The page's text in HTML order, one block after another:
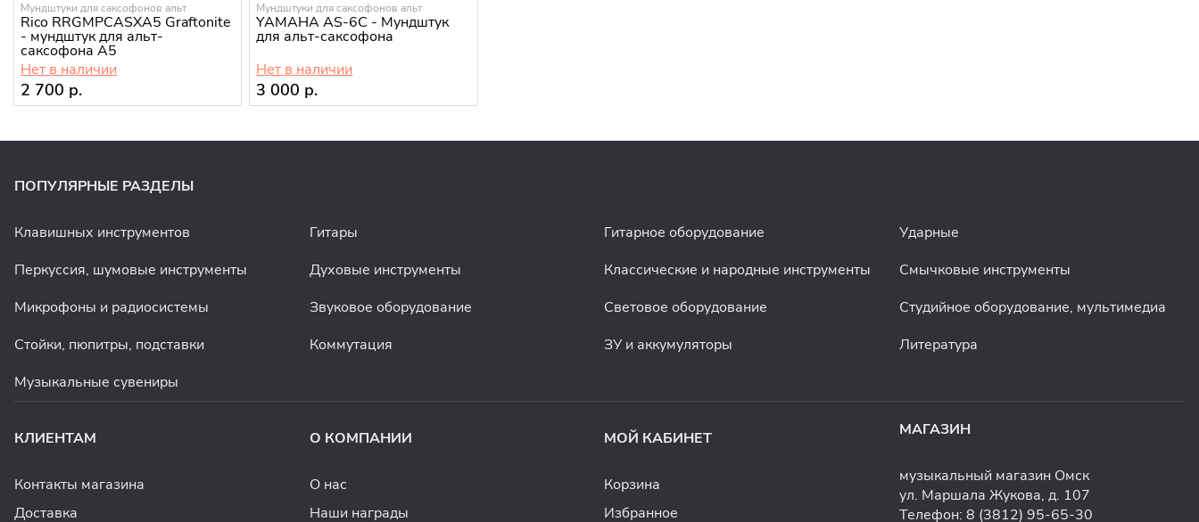
Мундштуки для саксофонов альт
Rico RRGMPCASXA5 Graftonite
- мундштук для альт-
саксофона А5
Нет в наличии
2 700 р.
Мундштуки для саксофонов альт
YAMAHA AS-6C - Мундштук
для альт-саксофона
Нет в наличии
3 000 р.
ПОПУЛЯРНЫЕ РАЗДЕЛЫ
Клавишных инструментов Гитары Гитарное оборудование
Ударные
Перкуссия, шумовые инструменты
Духовые инструменты Классические и народные инструменты
Смычковые инструменты
Микрофоны и радиосистемы
Звуковое оборудование Световое оборудование
Студийное оборудование, мультимедиа
Стойки, пюпитры, подставки
Коммутация ЗУ и аккумуляторы
Литература
Музыкальные сувениры
КЛИЕНТАМ
Контакты магазина
Доставка
О КОМПАНИИ
О нас
Наши награды
МОЙ КАБИНЕТ
Корзина
Избранное
МАГАЗИН
музыкальный магазин Омск
ул. Маршала Жукова, д. 107
Телефон: 8 (3812) 95-65-30